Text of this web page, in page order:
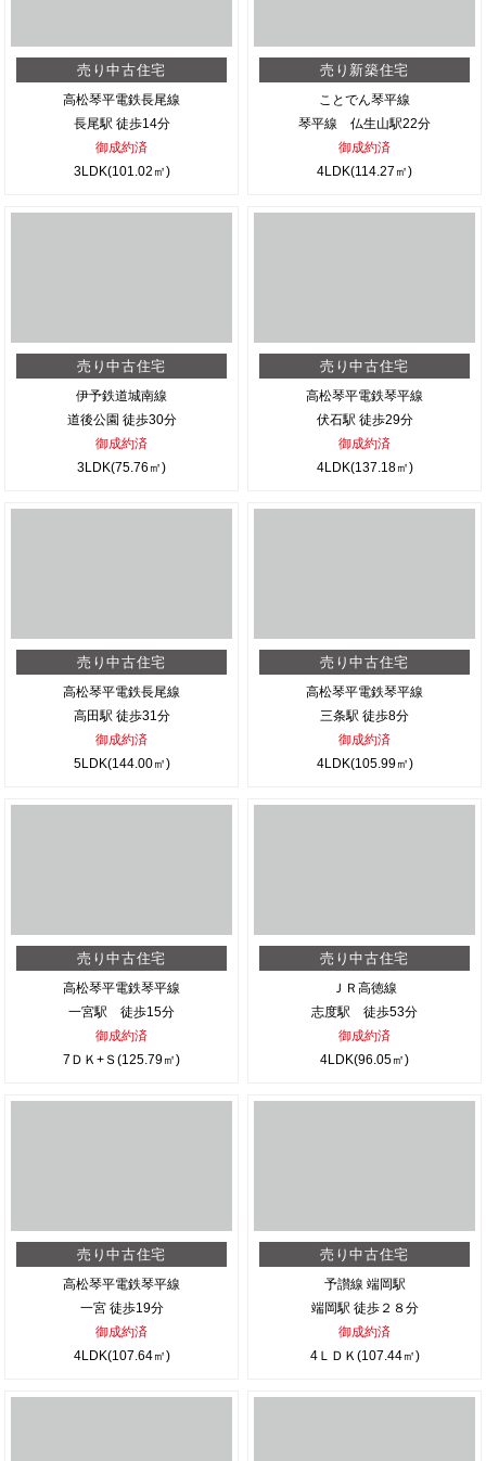
売り中古住宅
高松琴平電鉄長尾線
長尾駅 徒歩14分
御成約済
3LDK(101.02㎡)
売り新築住宅
ことでん琴平線
琴平線 仏生山駅22分
御成約済
4LDK(114.27㎡)
売り中古住宅
伊予鉄道城南線
道後公園 徒歩30分
御成約済
3LDK(75.76㎡)
売り中古住宅
高松琴平電鉄琴平線
伏石駅 徒歩29分
御成約済
4LDK(137.18㎡)
売り中古住宅
高松琴平電鉄長尾線
高田駅 徒歩31分
御成約済
5LDK(144.00㎡)
売り中古住宅
高松琴平電鉄琴平線
三条駅 徒歩8分
御成約済
4LDK(105.99㎡)
売り中古住宅
高松琴平電鉄琴平線
一宮駅 徒歩15分
御成約済
7ＤＫ+Ｓ(125.79㎡)
売り中古住宅
ＪＲ高徳線
志度駅 徒歩53分
御成約済
4LDK(96.05㎡)
売り中古住宅
高松琴平電鉄琴平線
一宮 徒歩19分
御成約済
4LDK(107.64㎡)
売り中古住宅
予讃線 端岡駅
端岡駅 徒歩２８分
御成約済
4ＬＤＫ(107.44㎡)